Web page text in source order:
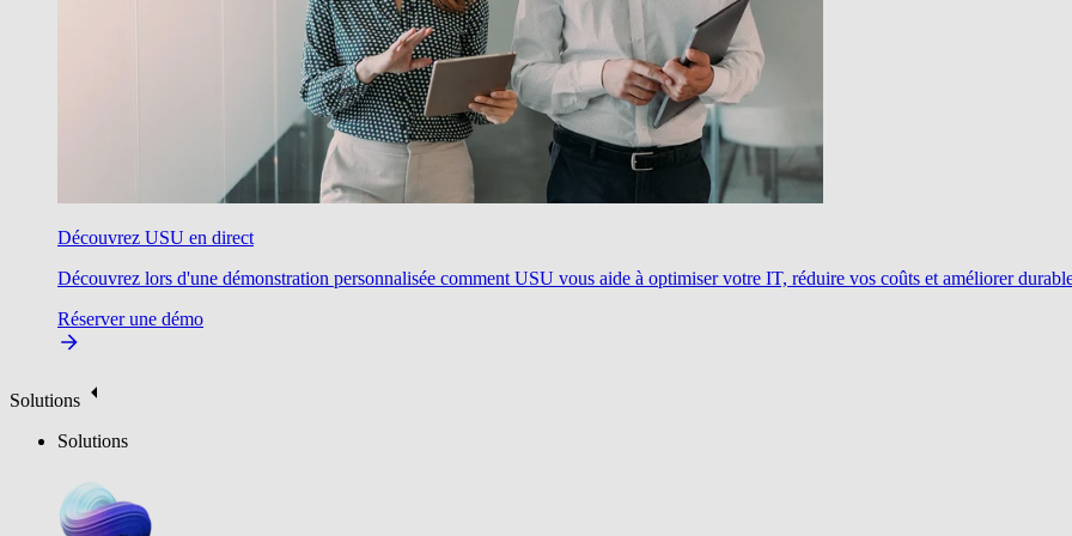
Découvrez USU en direct
Découvrez lors d'une démonstration personnalisée comment USU vous aide à optimiser votre IT, réduire vos coûts et améliorer
Réserver une démo
Solutions
Solutions